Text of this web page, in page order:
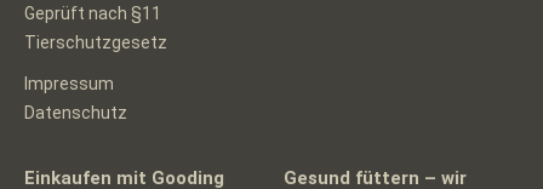
Geprüft nach §11
Tierschutzgesetz
Impressum
Datenschutz
Einkaufen mit Gooding Gesund füttern – wir